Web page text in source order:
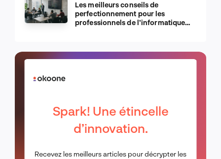
Les meilleurs conseils de
perfectionnement pour les
professionnels de l’informatique
Spark! Une étincelle
d’innovation.
Recevez les meilleurs articles pour décrypter les